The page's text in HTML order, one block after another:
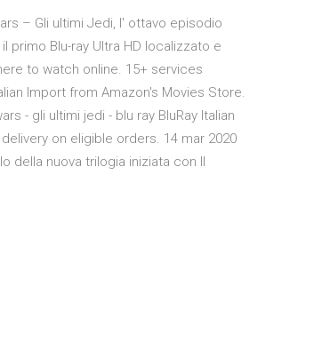
– Gli ultimi Jedi, l' ottavo episodio
primo Blu-ray Ultra HD localizzato e
to watch online. 15+ services
Import from Amazon's Movies Store.
- gli ultimi jedi - blu ray BluRay Italian
on eligible orders. 14 mar 2020
della nuova trilogia iniziata con Il